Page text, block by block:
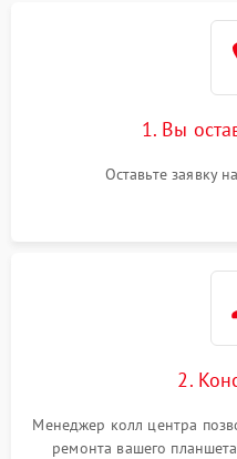
1. Вы
Оставьте заявку
2.
Менеджер колл центра
ремонта вашего